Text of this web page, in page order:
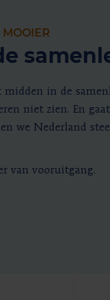
MOOIER
midden in de
niet zien. En
we Nederland
van vooruitgang.